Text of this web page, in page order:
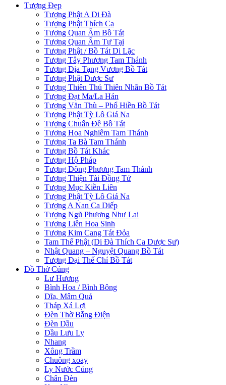
Tượng Đẹp
Tượng Phật A Di Đà
Tượng Phật Thích Ca
Tượng Quan Âm Bồ Tát
Tượng Quan Âm Tự Tại
Tượng Phật / Bồ Tát Di Lặc
Tượng Tây Phương Tam Thánh
Tượng Địa Tạng Vương Bồ Tát
Tượng Phật Dược Sư
Tượng Thiên Thủ Thiên Nhãn Bồ Tát
Tượng Đạt Ma/La Hán
Tượng Văn Thù – Phổ Hiền Bồ Tát
Tượng Phật Tỳ Lô Giá Na
Tượng Chuẩn Đề Bồ Tát
Tượng Hoa Nghiêm Tam Thánh
Tượng Ta Bà Tam Thánh
Tượng Bồ Tát Khác
Tượng Hộ Pháp
Tượng Đông Phương Tam Thánh
Tượng Thiện Tài Đồng Tử
Tượng Mục Kiền Liên
Tượng Phật Tỳ Lô Giá Na
Tượng A Nan Ca Diếp
Tượng Ngũ Phương Như Lai
Tượng Liên Hoa Sinh
Tượng Kim Cang Tát Đỏa
Tam Thế Phật (Di Đà Thích Ca Dược Sư)
Nhật Quang – Nguyệt Quang Bồ Tát
Tượng Đại Thế Chí Bồ Tát
Đồ Thờ Cúng
Lư Hương
Bình Hoa / Bình Bông
Dĩa, Mâm Quả
Tháp Xá Lợi
Đèn Thờ Bằng Điện
Đèn Dầu
Dầu Lưu Ly
Nhang
Xông Trầm
Chuông xoay
Ly Nước Cúng
Chân Đèn